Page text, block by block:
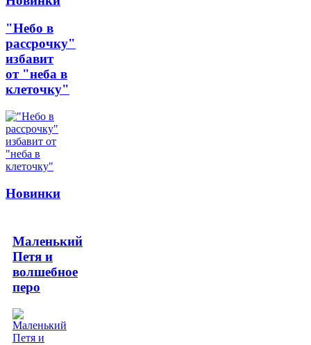
"Небо в
рассрочку"
избавит
от "неба в
клеточку"
Новинки
Маленький
Петя и
волшебное
перо